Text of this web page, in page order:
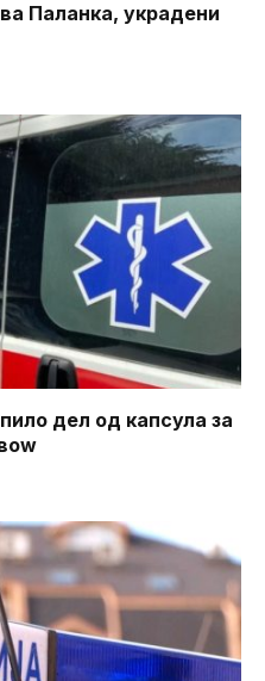
Паланка, украдени
дел од капсула за